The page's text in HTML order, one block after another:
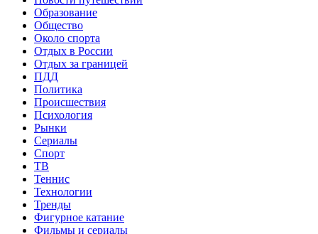
Образование
Общество
Около спорта
Отдых в России
Отдых за границей
ПДД
Политика
Происшествия
Психология
Рынки
Сериалы
Спорт
ТВ
Теннис
Технологии
Тренды
Фигурное катание
Фильмы и сериалы